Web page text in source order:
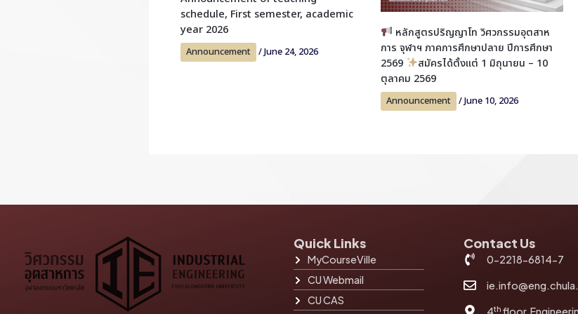
schedule, First semester, academic
year 2026
Announcement /June 24, 2026
หลักสูตรปริญญาโท วิศวกรรมอุตสาห
การ จุฬาฯ ภาคการศึกษาปลาย ปีการศึกษา
2569
สมัครได้ตั้งแต่ 1 มิถุนายน – 10
ตุลาคม 2569
Announcement /June 10, 2026
Quick Links
MyCourseVille
CU Webmail
CU CAS
Contact Us
0-2218-6814-7
4th floor,